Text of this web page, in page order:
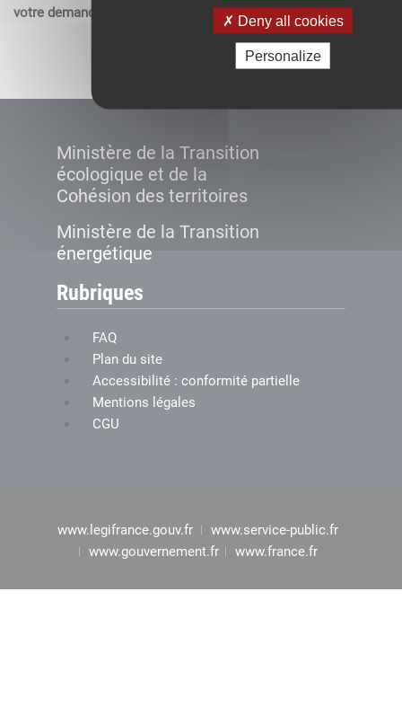
Deny all cookies
Personalize
votre demande.
Créer le compte
Ministère de la Transition
écologique et de la
Cohésion des territoires
Ministère de la Transition
énergétique
Rubriques
FAQ
Plan du site
Accessibilité : conformité partielle
Mentions légales
CGU
www.legifrance.gouv.fr
www.service-public.fr
www.gouvernement.fr
www.france.fr